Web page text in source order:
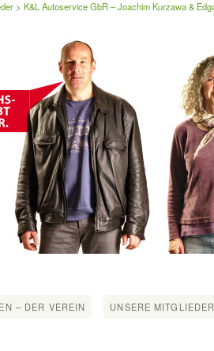
> K&L Autoservice GbR – Joachim Kurzawa &
– DER VEREIN UNSERE MITGLIEDER